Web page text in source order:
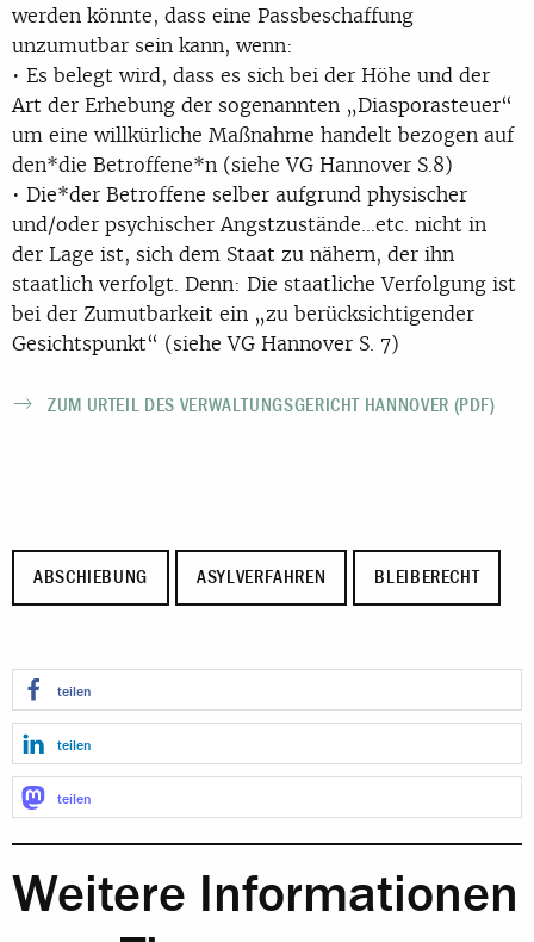
werden könnte, dass eine Passbeschaffung
unzumutbar sein kann, wenn:
• Es belegt wird, dass es sich bei der Höhe und der
Art der Erhebung der sogenannten „Diasporasteuer“
um eine willkürliche Maßnahme handelt bezogen auf
den*die Betroffene*n (siehe VG Hannover S.8)
• Die*der Betroffene selber aufgrund physischer
und/oder psychischer Angstzustände…etc. nicht in
der Lage ist, sich dem Staat zu nähern, der ihn
staatlich verfolgt. Denn: Die staatliche Verfolgung ist
bei der Zumutbarkeit ein „zu berücksichtigender
Gesichtspunkt“ (siehe VG Hannover S. 7)
ZUM URTEIL DES VERWALTUNGSGERICHT HANNOVER (PDF)
ABSCHIEBUNG ASYLVERFAHREN BLEIBERECHT
teilen
teilen
teilen
Weitere Informationen